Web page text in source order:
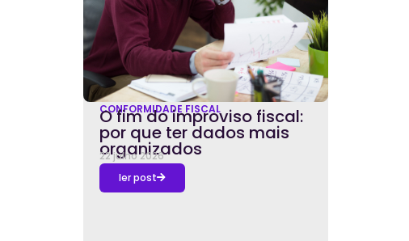
CONFORMIDADE FISCAL
O fim do improviso fiscal:
por que ter dados mais
organizados
22 julho 2026
ler post